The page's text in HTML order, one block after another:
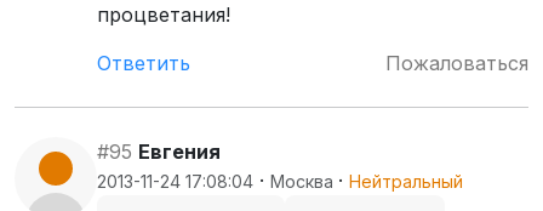
процветания!
Ответить
Пожаловаться
#95 Евгения
2013-11-24 17:08:04 · Москва · Нейтральный